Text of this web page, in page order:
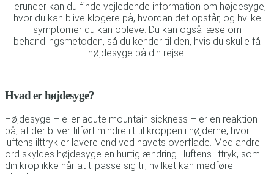
Herunder kan du finde vejledende information om højdesyge,
hvor du kan blive klogere på, hvordan det opstår, og hvilke
symptomer du kan opleve. Du kan også læse om
behandlingsmetoden, så du kender til den, hvis du skulle få
højdesyge på din rejse.
Hvad er højdesyge?
Højdesyge – eller acute mountain sickness – er en reaktion
på, at der bliver tilført mindre ilt til kroppen i højderne, hvor
luftens ilttryk er lavere end ved havets overflade. Med andre
ord skyldes højdesyge en hurtig ændring i luftens ilttryk, som
din krop ikke når at tilpasse sig til, hvilket kan medføre